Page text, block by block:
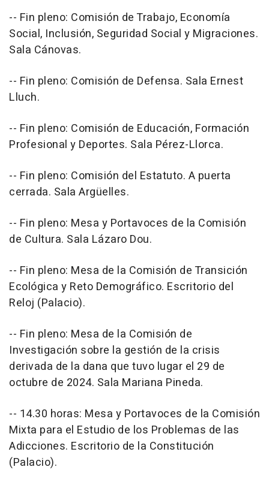
-- Fin pleno: Comisión de Trabajo, Economía
Social, Inclusión, Seguridad Social y Migraciones.
Sala Cánovas.
-- Fin pleno: Comisión de Defensa. Sala Ernest
Lluch.
-- Fin pleno: Comisión de Educación, Formación
Profesional y Deportes. Sala Pérez-Llorca.
-- Fin pleno: Comisión del Estatuto. A puerta
cerrada. Sala Argüelles.
-- Fin pleno: Mesa y Portavoces de la Comisión
de Cultura. Sala Lázaro Dou.
-- Fin pleno: Mesa de la Comisión de Transición
Ecológica y Reto Demográfico. Escritorio del
Reloj (Palacio).
-- Fin pleno: Mesa de la Comisión de
Investigación sobre la gestión de la crisis
derivada de la dana que tuvo lugar el 29 de
octubre de 2024. Sala Mariana Pineda.
-- 14.30 horas: Mesa y Portavoces de la Comisión
Mixta para el Estudio de los Problemas de las
Adicciones. Escritorio de la Constitución
(Palacio).